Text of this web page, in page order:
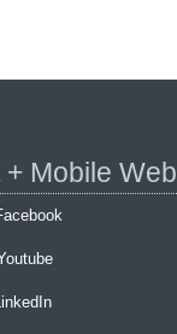
Mobile Web